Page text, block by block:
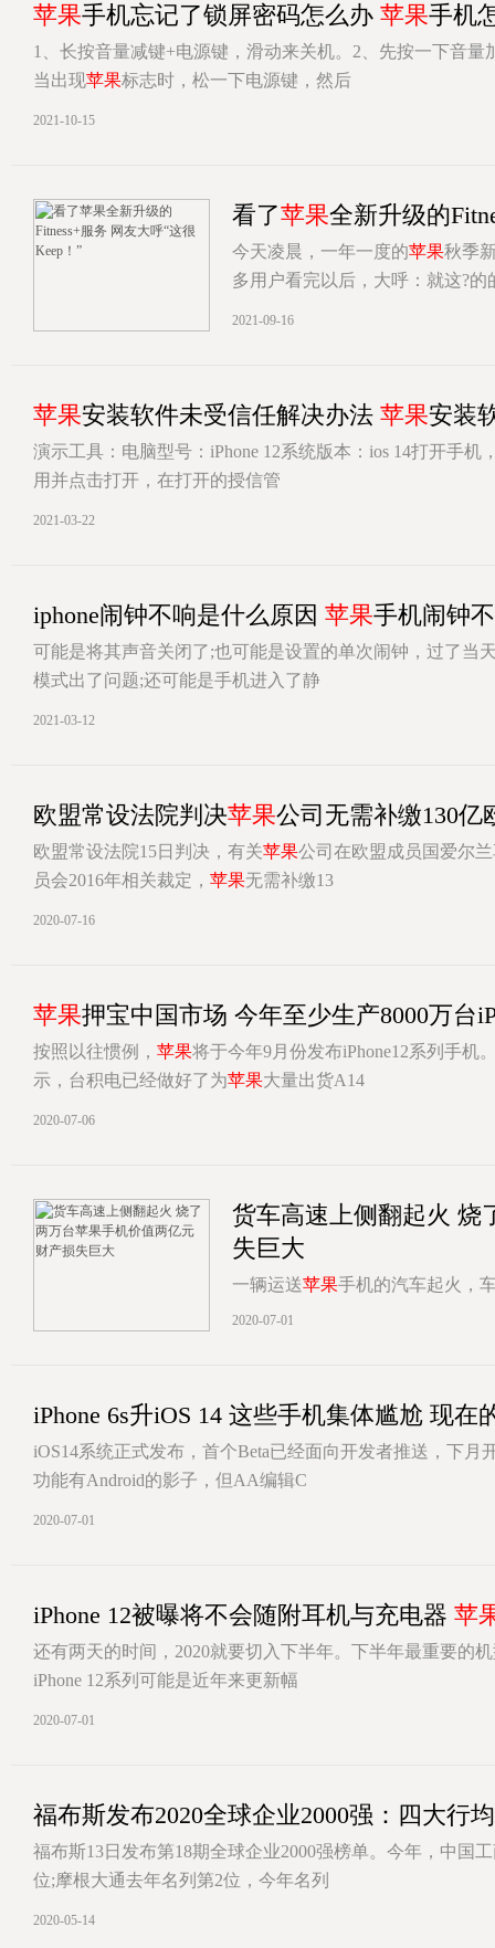
苹果手机忘记了锁屏密码怎么办 苹果手机
1、长按音量减键+电源键，滑动来关机。2、先按一下音
当出现苹果标志时，松一下电源键，然后
2021-10-15
看了苹果全新升级的
今天凌晨，一年一度的苹果秋季
多用户看完以后，大呼：就这?
2021-09-16
苹果安装软件未受信任解决办法 苹果安装
演示工具：电脑型号：iPhone 12系统版本：ios 14打开手
用并点击打开，在打开的授信管
2021-03-22
iphone闹钟不响是什么原因 苹果手机闹钟
可能是将其声音关闭了;也可能是设置的单次闹钟，过了当
模式出了问题;还可能是手机进入了静
2021-03-12
欧盟常设法院判决苹果公司无需补缴130亿
欧盟常设法院15日判决，有关苹果公司在欧盟成员国爱尔
员会2016年相关裁定， 苹果无需补缴13
2020-07-16
苹果押宝中国市场 今年至少生产8000万台
按照以往惯例， 苹果将于今年9月份发布iPhone12系列手机
示，台积电已经做好了为苹果大量出货A14
2020-07-06
货车高速上侧翻起火 烧
失巨大
一辆运送苹果手机的汽车起火，
高速公路左侧两股车道，后方车
2020-07-01
iPhone 6s升iOS 14 这些手机集体尴尬 现在
iOS14系统正式发布，首个Beta已经面向开发者推送，下月
功能有Android的影子，但AA编辑C
2020-07-01
iPhone 12被曝将不会随附耳机与充电器 苹
还有两天的时间，2020就要切入下半年。下半年最重要的
iPhone 12系列可能是近年来更新幅
2020-07-01
福布斯发布2020全球企业2000强：四大行
福布斯13日发布第18期全球企业2000强榜单。今年，中国
位;摩根大通去年名列第2位，今年名列
2020-05-14